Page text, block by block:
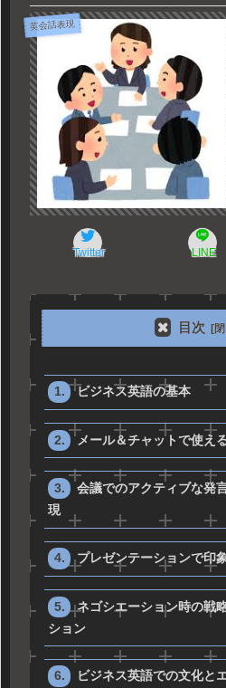
英会話表現
Twitter LINE
目次
ビジネス英語の基本
メール＆チャットで使え
会議でのアクティブな発
現
プレゼンテーションで印
ネゴシエーション時の戦
ション
ビジネス英語での文化と